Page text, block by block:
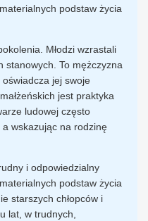
podstaw życia
Młodzi wzrastali
stanowych. To mężczyzna
jej swoje
jest praktyka
ludowej często
wskazując na rodzinę
i odpowiedzialny
podstaw życia
starszych chłopców i
lat, w trudnych,